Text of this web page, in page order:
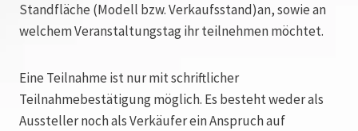
Standfläche (Modell bzw. Verkaufsstand)an, sowie an
welchem Veranstaltungstag ihr teilnehmen möchtet.
Eine Teilnahme ist nur mit schriftlicher
Teilnahmebestätigung möglich. Es besteht weder als
Aussteller noch als Verkäufer ein Anspruch auf